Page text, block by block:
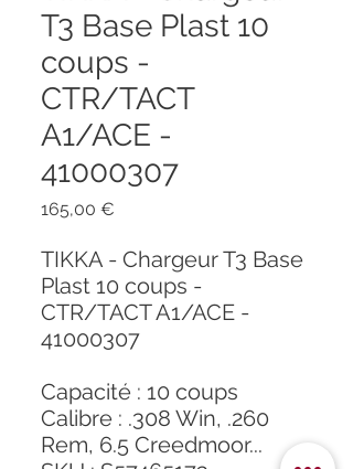
T3 Base Plast 10
coups -
CTR/TACT
A1/ACE -
41000307
165,00 €
TIKKA - Chargeur T3 Base
Plast 10 coups -
CTR/TACT A1/ACE -
41000307
Capacité : 10 coups
Calibre : .308 Win, .260
Rem, 6.5 Creedmoor...